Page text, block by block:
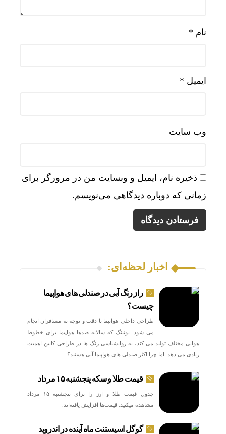
نام *
ایمیل *
وب‌ سایت
ذخیره نام، ایمیل و وبسایت من در مرورگر برای
زمانی که دوباره دیدگاهی می‌نویسم.
اخبار لحظه‌ای:
راز رنگ آبی در صندلی های هواپیما
چیست؟
طراحی داخلی هواپیما با دقت و توجه به مسافران انجام
می شود. بوئینگ که سالانه صدها هواپیما برای خطوط
هوایی مختلف تولید می کند، به روانشناسی رنگ ها در طراحی کابین اهمیت
زیادی می دهد. اما چرا اکثر صندلی های هواپیما آبی هستند؟
قیمت طلا و سکه پنجشنبه ۱۵ مرداد
جدول قیمت طلا و ارز را برای پنجشنبه ۱۵ مرداد
مشاهده میکنید. قیمت‌ها افزایش یافته‌اند.
گوگل اسیستنت ماه آینده در اندروید